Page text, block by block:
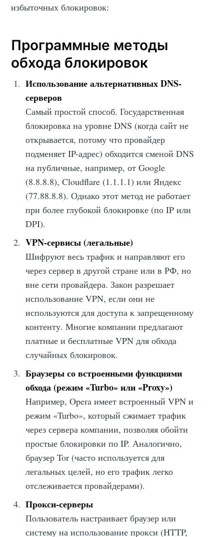
избыточных блокировок:
Программные методы
обхода блокировок
Использование альтернативных DNS-
серверов
Самый простой способ. Государственная
блокировка на уровне DNS (когда сайт не
открывается, потому что провайдер
подменяет IP-адрес) обходится сменой DNS
на публичные, например, от Google
(8.8.8.8), Cloudflare (1.1.1.1) или Яндекс
(77.88.8.8). Однако этот метод не работает
при более глубокой блокировке (по IP или
DPI).
VPN-сервисы (легальные)
Шифруют весь трафик и направляют его
через сервер в другой стране или в РФ, но
вне сети провайдера. Закон разрешает
использование VPN, если они не
используются для доступа к запрещенному
контенту. Многие компании предлагают
платные и бесплатные VPN для обхода
случайных блокировок.
Браузеры со встроенными функциями
обхода (режим «Turbo» или «Proxy»)
Например, Opera имеет встроенный VPN и
режим «Turbo», который сжимает трафик
через сервера компании, позволяя обойти
простые блокировки по IP. Аналогично,
браузер Tor (часто используется для
легальных целей, но его трафик легко
отслеживается провайдерами).
Прокси-серверы
Пользователь настраивает браузер или
систему на использование прокси (HTTP,